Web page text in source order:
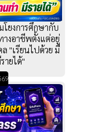
โยงการศึกษากับ
างอาชีพตั้งแต่อยู่
"เรียนไปด้วย มี
ายได้"